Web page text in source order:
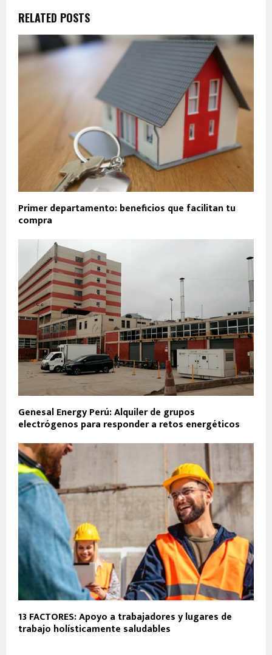
RELATED POSTS
Primer departamento: beneficios que facilitan tu
compra
Genesal Energy Perú: Alquiler de grupos
electrógenos para responder a retos energéticos
13 FACTORES: Apoyo a trabajadores y lugares de
trabajo holísticamente saludables